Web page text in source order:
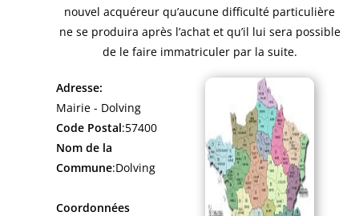
nouvel acquéreur qu’aucune difficulté particulière
ne se produira après l’achat et qu’il lui sera possible
de le faire immatriculer par la suite.
Adresse:
Mairie - Dolving
Code Postal:57400
Nom de la
Commune:Dolving
Coordonnées